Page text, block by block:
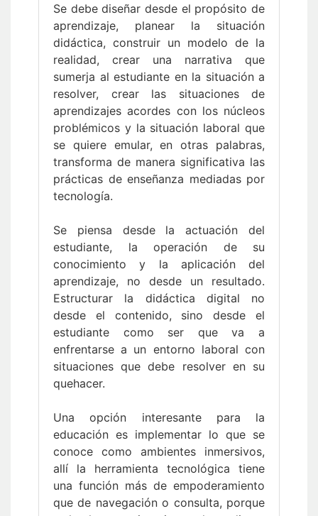
Se debe diseñar desde el propósito de
aprendizaje, planear la situación
didáctica, construir un modelo de la
realidad, crear una narrativa que
sumerja al estudiante en la situación a
resolver, crear las situaciones de
aprendizajes acordes con los núcleos
problémicos y la situación laboral que
se quiere emular, en otras palabras,
transforma de manera significativa las
prácticas de enseñanza mediadas por
tecnología.
Se piensa desde la actuación del
estudiante, la operación de su
conocimiento y la aplicación del
aprendizaje, no desde un resultado.
Estructurar la didáctica digital no
desde el contenido, sino desde el
estudiante como ser que va a
enfrentarse a un entorno laboral con
situaciones que debe resolver en su
quehacer.
Una opción interesante para la
educación es implementar lo que se
conoce como ambientes inmersivos,
allí la herramienta tecnológica tiene
una función más de empoderamiento
que de navegación o consulta, porque